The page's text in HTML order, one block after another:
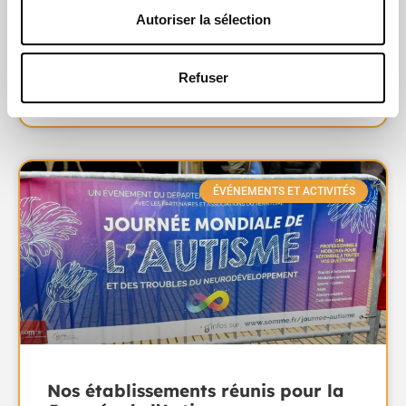
Autoriser la sélection
Refuser
LIRE LA SUITE »
22 avril 2026
ÉVÉNEMENTS ET ACTIVITÉS
Nos établissements réunis pour la